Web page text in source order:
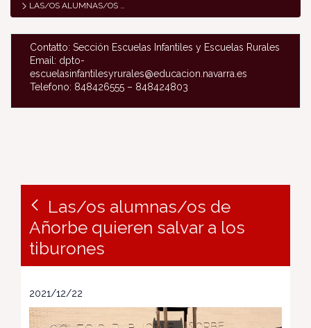
LAS/OS ALUMNAS/OS DE AÑORBE QUIEREN SALVAR A LOS TIBURONES
Contatto: Sección Escuelas Infantiles y Escuelas Rurales
Email: dpto-
escuelasinfantilesyrurales@educacion.navarra.es
Telefono: 848426555 – 848424803
Las/os alumnas/os de
Añorbe quieren salvar a los
tiburones
2021/12/22